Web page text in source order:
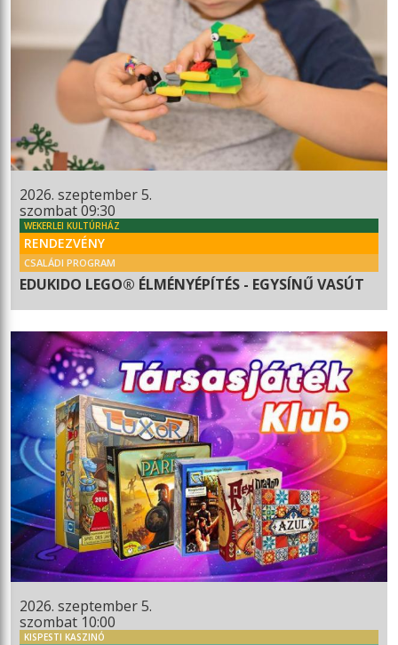
2026. szeptember 5.
szombat 09:30
WEKERLEI KULTÚRHÁZ
RENDEZVÉNY
CSALÁDI PROGRAM
EDUKIDO LEGO® ÉLMÉNYÉPÍTÉS - EGYSÍNŰ VASÚT
2026. szeptember 5.
szombat 10:00
KISPESTI KASZINÓ